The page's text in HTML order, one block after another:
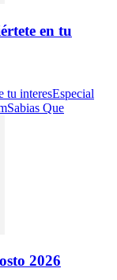
en tu
tu interesEspecial
Sabias Que
2026